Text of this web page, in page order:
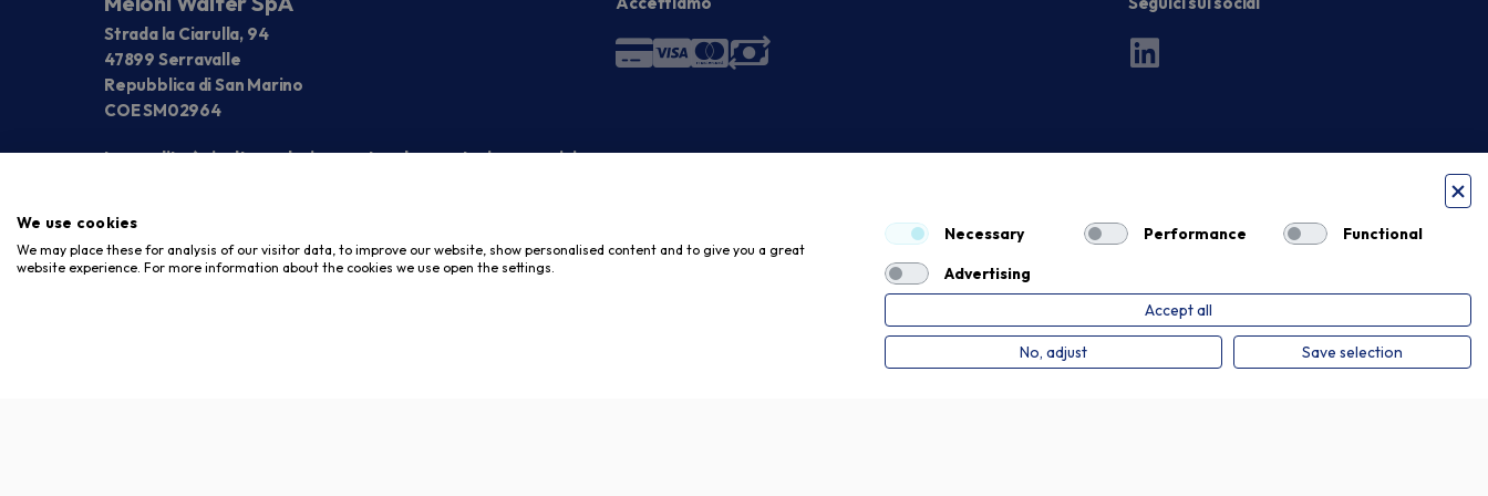
Strada la Ciarulla, 94
47899 Serravalle
Repubblica di San Marino
COE SM02964
La vendita è rivolta esclusivamente ad operatori economici
Privacy Policy
We use cookies
We may place these for analysis of our visitor data, to improve our website, show personalised content and to give you a great
website experience. For more information about the cookies we use open the settings.
Necessary Performance
Functional
Advertising
Accept all
No, adjust Save selection